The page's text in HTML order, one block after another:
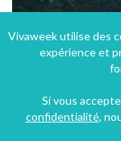
Gîte
2
Vivaweek utilise des
expérience et
Si vous
confidentialité,